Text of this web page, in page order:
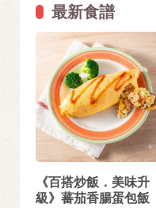
最新食譜
《百搭炒飯．美味升
級》蕃茄香腸蛋包飯